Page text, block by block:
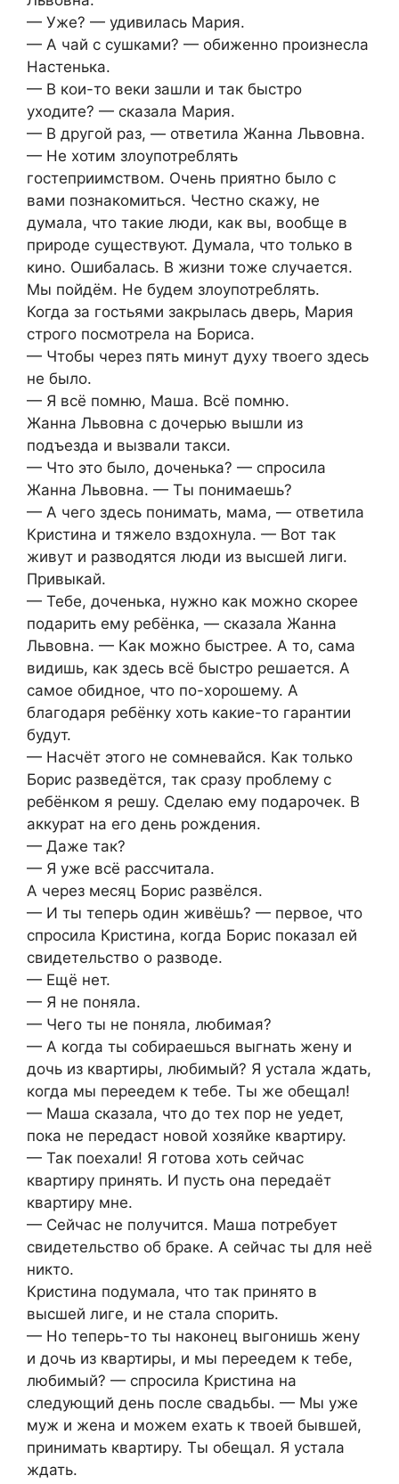
— Уже? — удивилась Мария.
— А чай с сушками? — обиженно произнесла
Настенька.
— В кои-то веки зашли и так быстро
уходите? — сказала Мария.
— В другой раз, — ответила Жанна Львовна.
— Не хотим злоупотреблять
гостеприимством. Очень приятно было с
вами познакомиться. Честно скажу, не
думала, что такие люди, как вы, вообще в
природе существуют. Думала, что только в
кино. Ошибалась. В жизни тоже случается.
Мы пойдём. Не будем злоупотреблять.
Когда за гостьями закрылась дверь, Мария
строго посмотрела на Бориса.
— Чтобы через пять минут духу твоего здесь
не было.
— Я всё помню, Маша. Всё помню.
Жанна Львовна с дочерью вышли из
подъезда и вызвали такси.
— Что это было, доченька? — спросила
Жанна Львовна. — Ты понимаешь?
— А чего здесь понимать, мама, — ответила
Кристина и тяжело вздохнула. — Вот так
живут и разводятся люди из высшей лиги.
Привыкай.
— Тебе, доченька, нужно как можно скорее
подарить ему ребёнка, — сказала Жанна
Львовна. — Как можно быстрее. А то, сама
видишь, как здесь всё быстро решается. А
самое обидное, что по-хорошему. А
благодаря ребёнку хоть какие-то гарантии
будут.
— Насчёт этого не сомневайся. Как только
Борис разведётся, так сразу проблему с
ребёнком я решу. Сделаю ему подарочек. В
аккурат на его день рождения.
— Даже так?
— Я уже всё рассчитала.
А через месяц Борис развёлся.
— И ты теперь один живёшь? — первое, что
спросила Кристина, когда Борис показал ей
свидетельство о разводе.
— Ещё нет.
— Я не поняла.
— Чего ты не поняла, любимая?
— А когда ты собираешься выгнать жену и
дочь из квартиры, любимый? Я устала ждать,
когда мы переедем к тебе. Ты же обещал!
— Маша сказала, что до тех пор не уедет,
пока не передаст новой хозяйке квартиру.
— Так поехали! Я готова хоть сейчас
квартиру принять. И пусть она передаёт
квартиру мне.
— Сейчас не получится. Маша потребует
свидетельство об браке. А сейчас ты для неё
никто.
Кристина подумала, что так принято в
высшей лиге, и не стала спорить.
— Но теперь-то ты наконец выгонишь жену
и дочь из квартиры, и мы переедем к тебе,
любимый? — спросила Кристина на
следующий день после свадьбы. — Мы уже
муж и жена и можем ехать к твоей бывшей,
принимать квартиру. Ты обещал. Я устала
ждать.